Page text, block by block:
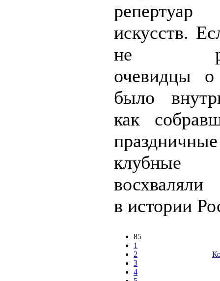
искусств.
не
очевидцы
было
как
клубные
восхваляли
в истории
85
1
2
3
4